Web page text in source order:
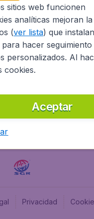
Privacidad
sitios web funcionen
analíticas mejoran la
(ver lista) que instalan
hacer seguimiento
personalizados. Al
cookies.
Aceptar